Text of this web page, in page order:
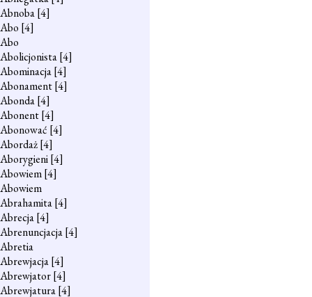
Abnoba[4]
Abo [4]
Abo
Abolicjonista[4]
Abominacja[4]
Abonament[4]
Abonda[4]
Abonent[4]
Abonować [4]
Abordaż[4]
Aborygieni[4]
Abowiem[4]
Abowiem
Abrahamita[4]
Abrecja[4]
Abrenuncjacja[4]
Abretia
Abrewjacja[4]
Abrewjator[4]
Abrewjatura[4]